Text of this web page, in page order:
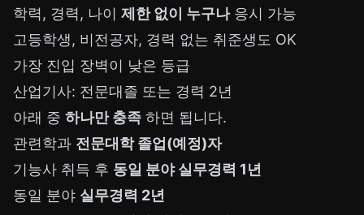
학력, 경력, 나이 제한 없이 누구나응시 가능
고등학생, 비전공자, 경력 없는 취준생도 OK
가장 진입 장벽이 낮은 등급
산업기사: 전문대졸 또는 경력 2년
아래 중 하나만 충족 하면 됩니다.
관련학과 전문대학 졸업(예정)자
기능사 취득 후 동일 분야 실무경력 1년
동일 분야 실무경력 2년